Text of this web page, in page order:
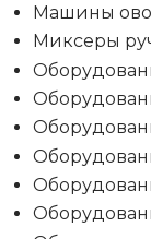
Машины
Миксеры